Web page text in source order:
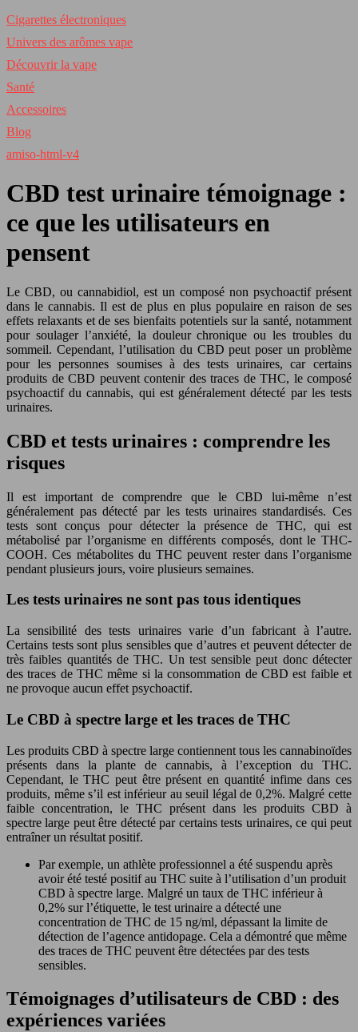
Cigarettes électroniques
Univers des arômes vape
Découvrir la vape
Santé
Accessoires
Blog
amiso-html-v4
CBD test urinaire témoignage :
ce que les utilisateurs en
pensent
Le CBD, ou cannabidiol, est un composé non psychoactif présent
dans le cannabis. Il est de plus en plus populaire en raison de ses
effets relaxants et de ses bienfaits potentiels sur la santé, notamment
pour soulager l’anxiété, la douleur chronique ou les troubles du
sommeil. Cependant, l’utilisation du CBD peut poser un problème
pour les personnes soumises à des tests urinaires, car certains
produits de CBD peuvent contenir des traces de THC, le composé
psychoactif du cannabis, qui est généralement détecté par les tests
urinaires.
CBD et tests urinaires : comprendre les
risques
Il est important de comprendre que le CBD lui-même n’est
généralement pas détecté par les tests urinaires standardisés. Ces
tests sont conçus pour détecter la présence de THC, qui est
métabolisé par l’organisme en différents composés, dont le THC-
COOH. Ces métabolites du THC peuvent rester dans l’organisme
pendant plusieurs jours, voire plusieurs semaines.
Les tests urinaires ne sont pas tous identiques
La sensibilité des tests urinaires varie d’un fabricant à l’autre.
Certains tests sont plus sensibles que d’autres et peuvent détecter de
très faibles quantités de THC. Un test sensible peut donc détecter
des traces de THC même si la consommation de CBD est faible et
ne provoque aucun effet psychoactif.
Le CBD à spectre large et les traces de THC
Les produits CBD à spectre large contiennent tous les cannabinoïdes
présents dans la plante de cannabis, à l’exception du THC.
Cependant, le THC peut être présent en quantité infime dans ces
produits, même s’il est inférieur au seuil légal de 0,2%. Malgré cette
faible concentration, le THC présent dans les produits CBD à
spectre large peut être détecté par certains tests urinaires, ce qui peut
entraîner un résultat positif.
Par exemple, un athlète professionnel a été suspendu après
avoir été testé positif au THC suite à l’utilisation d’un produit
CBD à spectre large. Malgré un taux de THC inférieur à
0,2% sur l’étiquette, le test urinaire a détecté une
concentration de THC de 15 ng/ml, dépassant la limite de
détection de l’agence antidopage. Cela a démontré que même
des traces de THC peuvent être détectées par des tests
sensibles.
Témoignages d’utilisateurs de CBD : des
expériences variées